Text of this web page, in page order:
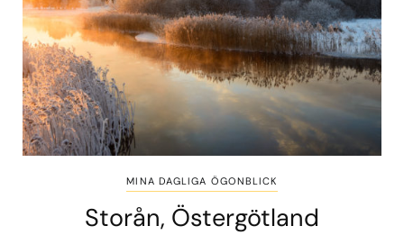
MINA DAGLIGA ÖGONBLICK
Storån, Östergötland